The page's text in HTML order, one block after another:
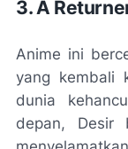
3. A
Anime ini
yang kembali
dunia
depan, Desir